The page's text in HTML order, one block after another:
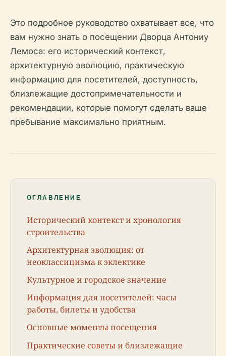
Это подробное руководство охватывает все, что
вам нужно знать о посещении Дворца Антониу
Лемоса: его исторический контекст,
архитектурную эволюцию, практическую
информацию для посетителей, доступность,
близлежащие достопримечательности и
рекомендации, которые помогут сделать ваше
пребывание максимально приятным.
ОГЛАВЛЕНИЕ
Исторический контекст и хронология
строительства
Архитектурная эволюция: от
неоклассицизма к эклектике
Культурное и городское значение
Информация для посетителей: часы
работы, билеты и удобства
Основные моменты посещения
Практические советы и близлежащие